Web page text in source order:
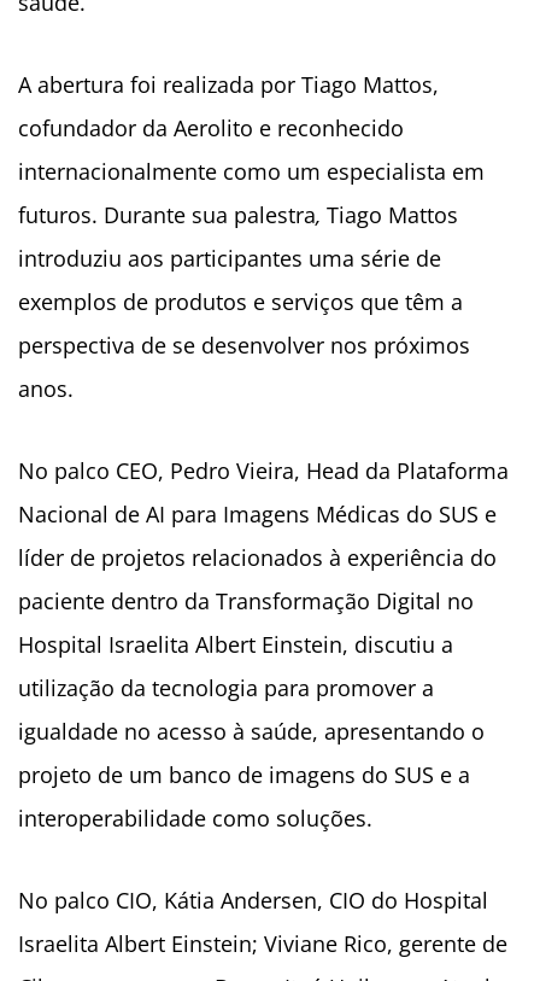
A abertura foi realizada por Tiago Mattos,
cofundador da Aerolito e reconhecido
internacionalmente como um especialista em
futuros. Durante sua palestra, Tiago Mattos
introduziu aos participantes uma série de
exemplos de produtos e serviços que têm a
perspectiva de se desenvolver nos próximos
anos.
No palco CEO, Pedro Vieira, Head da Plataforma
Nacional de AI para Imagens Médicas do SUS e
líder de projetos relacionados à experiência do
paciente dentro da Transformação Digital no
Hospital Israelita Albert Einstein, discutiu a
utilização da tecnologia para promover a
igualdade no acesso à saúde, apresentando o
projeto de um banco de imagens do SUS e a
interoperabilidade como soluções.
No palco CIO, Kátia Andersen, CIO do Hospital
Israelita Albert Einstein; Viviane Rico, gerente de